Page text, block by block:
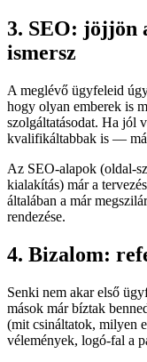
3. SEO: jöjjön
ismersz
A meglévő ügyfeleid
hogy olyan emberek is
szolgáltatásodat. Ha jól
kvalifikáltabbak is —
Az SEO-alapok (oldal-
kialakítás) már a
általában a már
rendezése.
4. Bizalom:
Senki nem akar első
mások már bíztak
(mit csináltatok, milyen
vélemények, logó-fal a